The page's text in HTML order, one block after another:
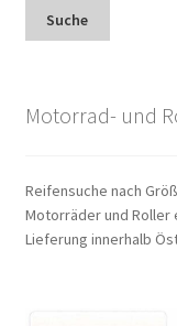
Suche
Motorrad- und
Reifensuche nach
Motorräder und Roller
Lieferung innerhalb